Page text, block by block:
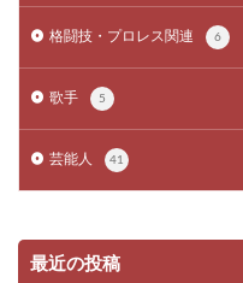
格闘技・プロレス関連 6
歌手 5
芸能人 41
最近の投稿